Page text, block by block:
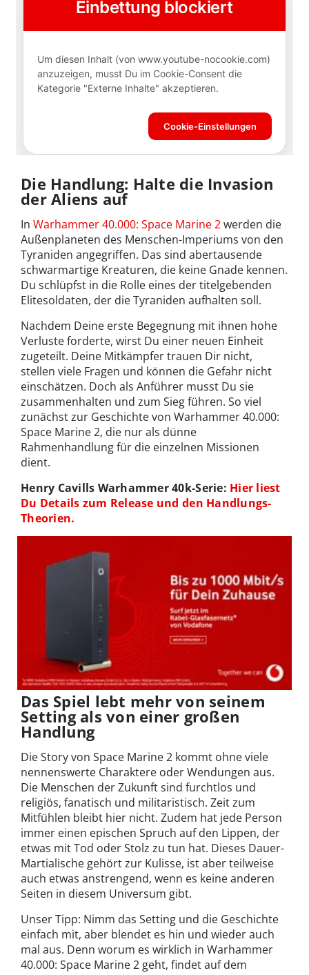
Die Handlung: Halte die Invasion
der Aliens auf
In Warhammer 40.000: Space Marine 2werden die
Außenplaneten des Menschen-Imperiums von den
Tyraniden angegriffen. Das sind abertausende
schwarmartige Kreaturen, die keine Gnade kennen.
Du schlüpfst in die Rolle eines der titelgebenden
Elitesoldaten, der die Tyraniden aufhalten soll.
Nachdem Deine erste Begegnung mit ihnen hohe
Verluste forderte, wirst Du einer neuen Einheit
zugeteilt. Deine Mitkämpfer trauen Dir nicht,
stellen viele Fragen und können die Gefahr nicht
einschätzen. Doch als Anführer musst Du sie
zusammenhalten und zum Sieg führen. So viel
zunächst zur Geschichte von Warhammer 40.000:
Space Marine 2, die nur als dünne
Rahmenhandlung für die einzelnen Missionen
dient.
Henry Cavills Warhammer 40k-Serie: Hier liest
Du Details zum Release und den Handlungs-
Theorien.
Das Spiel lebt mehr von seinem
Setting als von einer großen
Handlung
Die Story von Space Marine 2 kommt ohne viele
nennenswerte Charaktere oder Wendungen aus.
Die Menschen der Zukunft sind furchtlos und
religiös, fanatisch und militaristisch. Zeit zum
Mitfühlen bleibt hier nicht. Zudem hat jede Person
immer einen epischen Spruch auf den Lippen, der
etwas mit Tod oder Stolz zu tun hat. Dieses Dauer-
Martialische gehört zur Kulisse, ist aber teilweise
auch etwas anstrengend, wenn es keine anderen
Seiten in diesem Universum gibt.
Unser Tipp: Nimm das Setting und die Geschichte
einfach mit, aber blendet es hin und wieder auch
mal aus. Denn worum es wirklich in Warhammer
40.000: Space Marine 2 geht, findet auf dem